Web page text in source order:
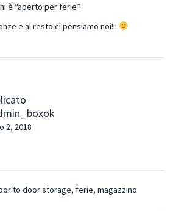
è “aperto per ferie”.
e al resto ci pensiamo noi!!!
2, 2018
to door storage, ferie, magazzino